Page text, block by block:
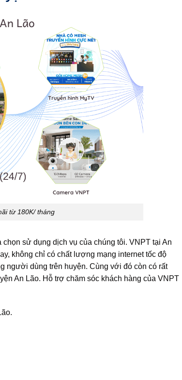
từ 180K/ tháng
sử dụng dịch vụ của chúng tôi. VNPT tại An
không chỉ có chất lượng mạng internet tốc độ
người dùng trên huyện. Cùng với đó còn có rất
An Lão. Hỗ trợ chăm sóc khách hàng của VNPT